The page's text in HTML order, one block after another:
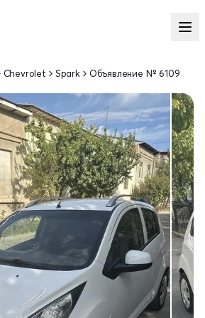
Chevrolet Spark Объявление № 6109